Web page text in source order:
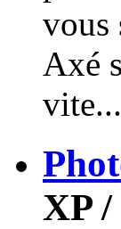
vous
Axé
vite...
XP /